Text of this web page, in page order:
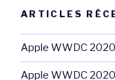
ARTICLES
Apple WWDC
Apple WWDC 2020